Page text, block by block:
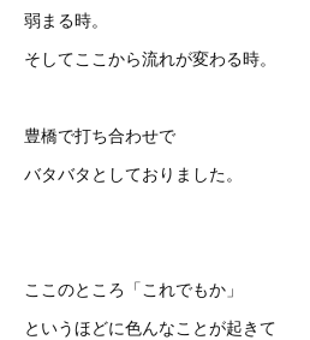
弱まる時。
そしてここから流れが変わる時。
豊橋で打ち合わせで
バタバタとしておりました。
ここのところ「これでもか」
というほどに色んなことが起きて